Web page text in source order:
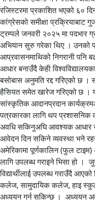
रजिस्टरमा प्रकाशित भएको ६०
कांग्रेसको समीक्षा प्रक्रियाबाट
ट्रम्पले जनवरी २०२५ मा पदभार
अभियान सुरु गरेका थिए । उनको
आप्रवासनमाथिको निगरानी पनि
आधार बनाउँदै केही विश्वविद्यालयका
बसोबास अनुमति रद्द गरिएको छ
हैसियत समेत खारेज गरिएको छ । यो
सांस्कृतिक आदानप्रदान
पत्रकारका लागि थप प्रशासनिक
अवधि सकिनुअघि आवश्यक आधार र
आवेदन दिन सकिने व्यवस्था भने
अमेरिकामा पूर्णकालिन (फुल टाइम)
लागि उपलब्ध गराइने भिसा हो ।
विद्यार्थीलाई उपलब्ध गराउँदै
कलेज, सामुदायिक कलेज, हाइ
अध्ययन गर्न सकिन्छ । अध्ययन